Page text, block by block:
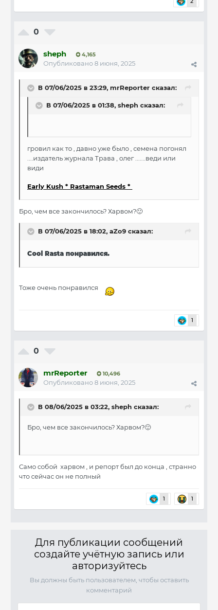
0
sheph 4,165
Опубликовано8 июня, 2025
В 07/06/2025 в 23:29, mrReporter сказал:
В 07/06/2025 в 01:38, sheph сказал:
гровил как то , давно уже было , семена погонял
....издатель журнала Трава , олег .......веди или
види
Early Kush * Rastaman Seeds *
Бро, чем все закончилось? Харвом?🙂
В 07/06/2025 в 18:02, aZo9 сказал:
Cool Rasta понравился.
Тоже очень понравился
1
0
mrReporter 10,496
Опубликовано8 июня, 2025
В 08/06/2025 в 03:22, sheph сказал:
Бро, чем все закончилось? Харвом?🙂
Само собой харвом , и репорт был до конца , странно
что сейчас он не полный
1 1
Для публикации сообщений
создайте учётную запись или
авторизуйтесь
Вы должны быть пользователем, чтобы оставить
комментарий